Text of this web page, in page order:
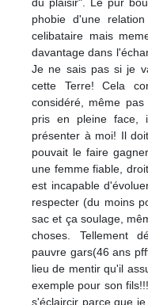
phobie d'une
celibataire mais
davantage dans
Je ne sais pas si je
cette Terre! Cela
considéré, même
pris en pleine face,
présenter à moi! Il
pouvait le faire
une femme fiable,
est incapable
respecter (du moins
sac et ça soulage,
choses. Tellement
pauvre gars(46 ans
lieu de mentir qu'il
exemple pour son
s'éclaircir parce que